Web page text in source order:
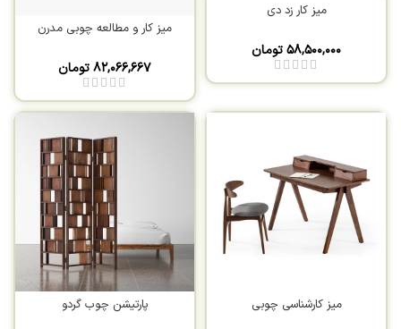
میز کار زد دی
۵۸,۵۰۰,۰۰۰تومان
میز کار و مطالعه چوبی مدرن
۸۲,۰۶۶,۶۶۷تومان
میز کارشناسی چوبی پارتیشن چوب گردو